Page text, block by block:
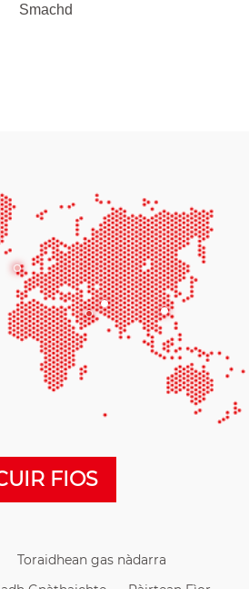
Smachd
FIOS
Toraidhean gas nàdarra